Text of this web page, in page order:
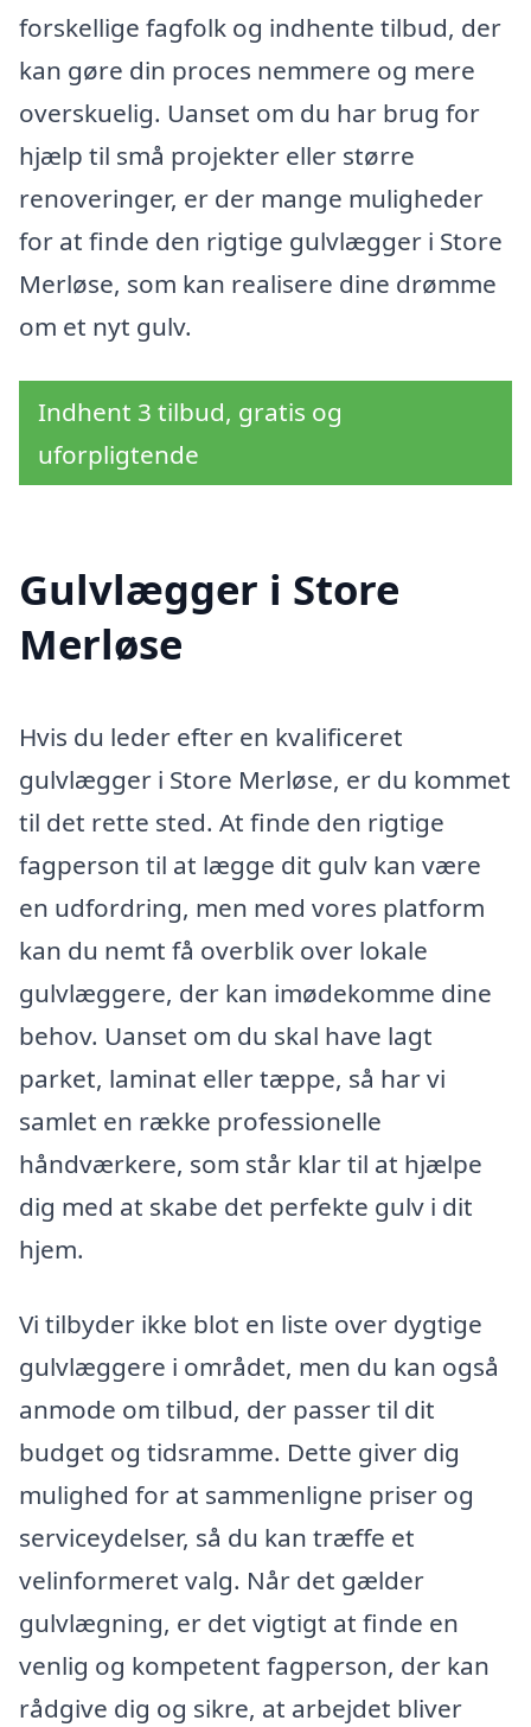
forskellige fagfolk og indhente tilbud, der
kan gøre din proces nemmere og mere
overskuelig. Uanset om du har brug for
hjælp til små projekter eller større
renoveringer, er der mange muligheder
for at finde den rigtige gulvlægger i Store
Merløse, som kan realisere dine drømme
om et nyt gulv.
Indhent 3 tilbud, gratis og
uforpligtende
Gulvlægger i Store
Merløse
Hvis du leder efter en kvalificeret
gulvlægger i Store Merløse, er du kommet
til det rette sted. At finde den rigtige
fagperson til at lægge dit gulv kan være
en udfordring, men med vores platform
kan du nemt få overblik over lokale
gulvlæggere, der kan imødekomme dine
behov. Uanset om du skal have lagt
parket, laminat eller tæppe, så har vi
samlet en række professionelle
håndværkere, som står klar til at hjælpe
dig med at skabe det perfekte gulv i dit
hjem.
Vi tilbyder ikke blot en liste over dygtige
gulvlæggere i området, men du kan også
anmode om tilbud, der passer til dit
budget og tidsramme. Dette giver dig
mulighed for at sammenligne priser og
serviceydelser, så du kan træffe et
velinformeret valg. Når det gælder
gulvlægning, er det vigtigt at finde en
venlig og kompetent fagperson, der kan
rådgive dig og sikre, at arbejdet bliver